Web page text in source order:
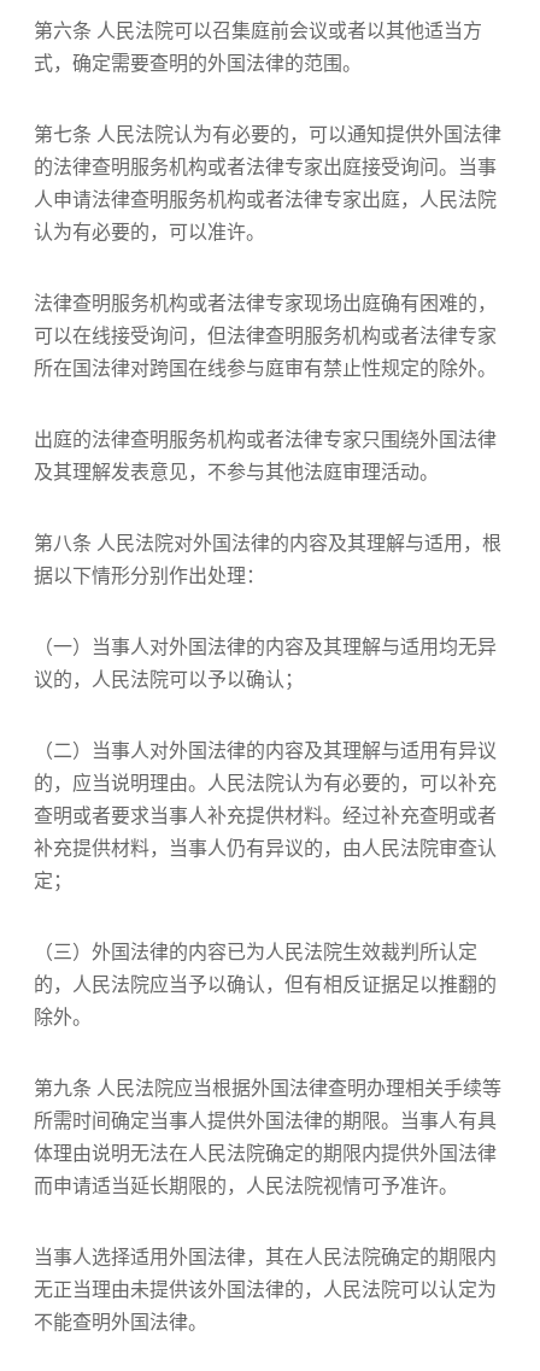
第六条 人民法院可以召集庭前会议或者以其他适当方
式，确定需要查明的外国法律的范围。
第七条 人民法院认为有必要的，可以通知提供外国法律
的法律查明服务机构或者法律专家出庭接受询问。当事
人申请法律查明服务机构或者法律专家出庭，人民法院
认为有必要的，可以准许。
法律查明服务机构或者法律专家现场出庭确有困难的，
可以在线接受询问，但法律查明服务机构或者法律专家
所在国法律对跨国在线参与庭审有禁止性规定的除外。
出庭的法律查明服务机构或者法律专家只围绕外国法律
及其理解发表意见，不参与其他法庭审理活动。
第八条 人民法院对外国法律的内容及其理解与适用，根
据以下情形分别作出处理：
（一）当事人对外国法律的内容及其理解与适用均无异
议的，人民法院可以予以确认；
（二）当事人对外国法律的内容及其理解与适用有异议
的，应当说明理由。人民法院认为有必要的，可以补充
查明或者要求当事人补充提供材料。经过补充查明或者
补充提供材料，当事人仍有异议的，由人民法院审查认
定；
（三）外国法律的内容已为人民法院生效裁判所认定
的，人民法院应当予以确认，但有相反证据足以推翻的
除外。
第九条 人民法院应当根据外国法律查明办理相关手续等
所需时间确定当事人提供外国法律的期限。当事人有具
体理由说明无法在人民法院确定的期限内提供外国法律
而申请适当延长期限的，人民法院视情可予准许。
当事人选择适用外国法律，其在人民法院确定的期限内
无正当理由未提供该外国法律的，人民法院可以认定为
不能查明外国法律。